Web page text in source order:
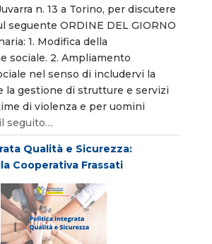
n. 13 a Torino, per discutere
seguente ORDINE DEL GIORNO
1. Modifica della
sociale. 2. Ampliamento
nel senso di includervi la
la gestione di strutture e servizi
di violenza e per uomini
seguito…
Qualità e Sicurezza:
Cooperativa Frassati